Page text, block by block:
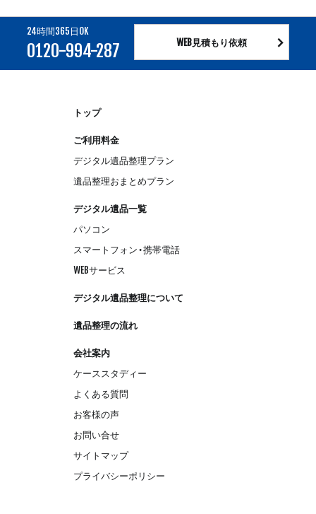
24時間365日OK
0120-994-287 WEB見積もり依頼
トップ
ご利用料金
デジタル遺品整理プラン
遺品整理おまとめプラン
デジタル遺品一覧
パソコン
スマートフォン・携帯電話
WEBサービス
デジタル遺品整理について
遺品整理の流れ
会社案内
ケーススタディー
よくある質問
お客様の声
お問い合せ
サイトマップ
プライバシーポリシー